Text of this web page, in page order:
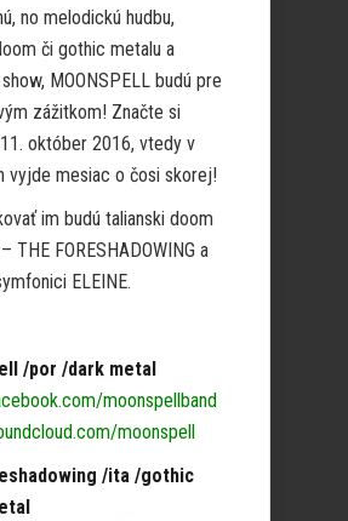
no melodickú hudbu,
či gothic metalu a
MOONSPELL budú pre
zážitkom! Značte si
október 2016, vtedy v
vyjde mesiac o čosi skorej!
im budú talianski doom
THE FORESHADOWING a
ELEINE.
/por /dark metal
moonspellband
moonspell
/ita /gothic